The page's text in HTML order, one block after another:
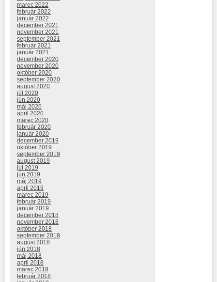
marec 2022
február 2022
január 2022
december 2021
november 2021
september 2021
február 2021
január 2021
december 2020
november 2020
október 2020
september 2020
august 2020
júl 2020
jún 2020
máj 2020
apríl 2020
marec 2020
február 2020
január 2020
december 2019
október 2019
september 2019
august 2019
júl 2019
jún 2019
máj 2019
apríl 2019
marec 2019
február 2019
január 2019
december 2018
november 2018
október 2018
september 2018
august 2018
jún 2018
máj 2018
apríl 2018
marec 2018
február 2018